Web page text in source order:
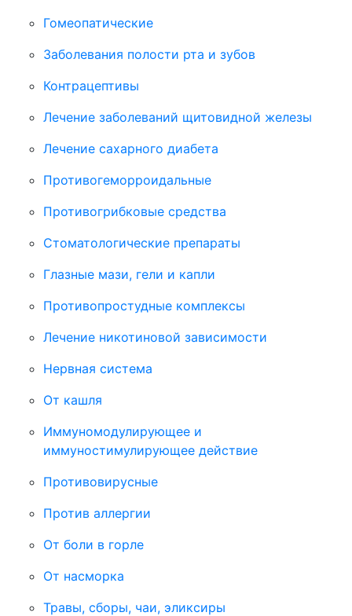
Гомеопатические
Заболевания полости рта и зубов
Контрацептивы
Лечение заболеваний щитовидной железы
Лечение сахарного диабета
Противогеморроидальные
Противогрибковые средства
Стоматологические препараты
Глазные мази, гели и капли
Противопростудные комплексы
Лечение никотиновой зависимости
Нервная система
От кашля
Иммуномодулирующее и
иммуностимулирующее действие
Противовирусные
Против аллергии
От боли в горле
От насморка
Травы, сборы, чаи, эликсиры